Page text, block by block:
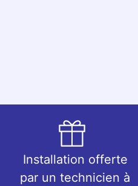
Installation offerte
par un technicien à